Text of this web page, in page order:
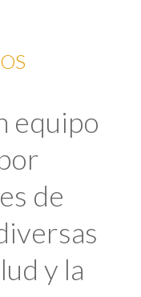
equipo
de
y la